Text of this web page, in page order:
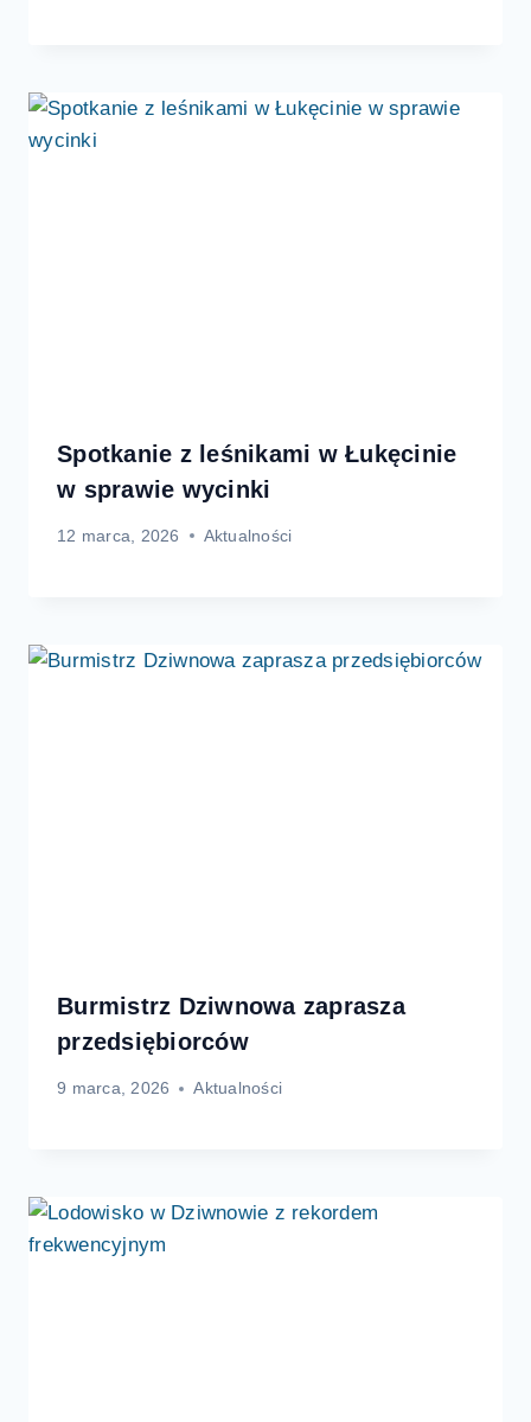
Spotkanie z leśnikami w Łukęcinie
w sprawie wycinki
12 marca, 2026 Aktualności
Burmistrz Dziwnowa zaprasza
przedsiębiorców
9 marca, 2026 Aktualności